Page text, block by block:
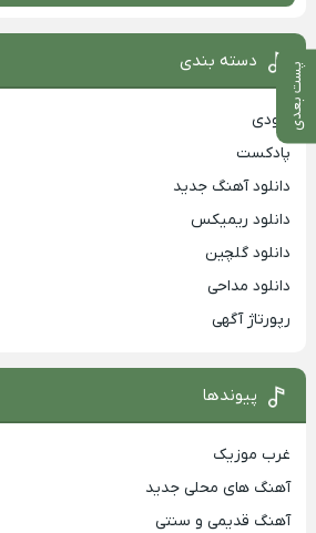
پست بعدی دسته بندی
بزودی
پادکست
دانلود آهنگ جدید
دانلود ریمیکس
دانلود گلچین
دانلود مداحی
رپورتاژ آگهی
پیوندها
غرب موزیک
آهنگ های محلی جدید
آهنگ قدیمی و سنتی